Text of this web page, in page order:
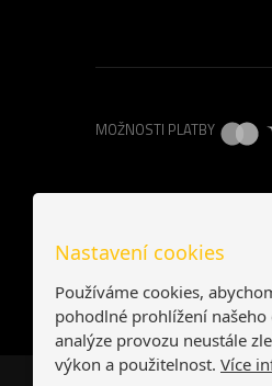
MOŽNOSTI PLATBY
Nastavení cookies
Používáme cookies,
pohodlné prohlížení našeho
analýze provozu neustále
výkon a použitelnost. Více